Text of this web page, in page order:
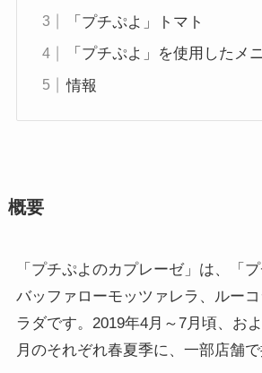
「プチぷよ」トマト
「プチぷよ」を使用したメ
情報
概要
「プチぷよのカプレーゼ」は、「
バッファローモッツァレラ、ルー
ラダです。2019年4月～7月頃、お
月のそれぞれ春夏季に、一部店舗で